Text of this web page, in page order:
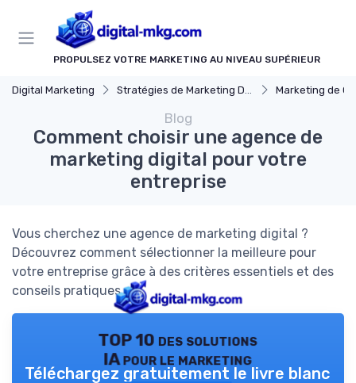
PROPULSEZ VOTRE MARKETING AU NIVEAU SUPÉRIEUR
Digital Marketing Stratégies de Marketing Digital Marketing de
Blog
Comment choisir une agence de
marketing digital pour votre
entreprise
Vous cherchez une agence de marketing digital ?
Découvrez comment sélectionner la meilleure pour
votre entreprise grâce à des critères essentiels et des
conseils pratiques.
TOP 10 des solutions
IA pour le marketing
Téléchargez gratuitement le livre blanc
Panneau de gestion des cookies